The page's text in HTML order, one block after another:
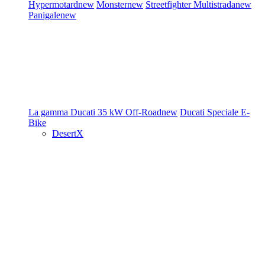
Hypermotardnew Monsternew StreetfighterMultistradanew
Panigalenew
La gamma Ducati 35 kW Off-Roadnew Ducati Speciale E-
Bike
DesertX